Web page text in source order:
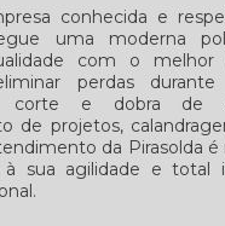
conhecida e
uma moderna
com o melhor
perdas
corte e dobra de
de projetos,
da Pirasolda
à sua agilidade e total